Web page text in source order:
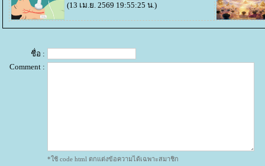
(13 เม.ย. 2569 19:55:25 น.)
ชื่อ :
Comment :
*ใช้ code html ตกแต่งข้อความได้เฉพาะสมาชิก